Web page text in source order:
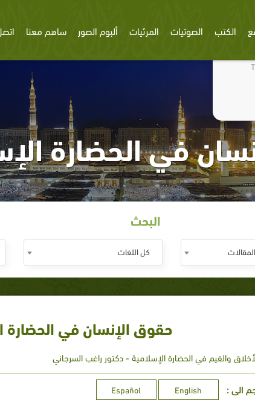
We
الكتب الصوتيات المرئيات ألبوم الصور ساهم معنا
في الحضارة
البحث
المقالات كل اللغات
حقوق الإنسان في الحضارة
والقيم في الحضارة الإسلامية - دكتور راغب السرجاني
الى : English
Español